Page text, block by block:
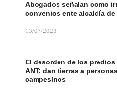
Abogados señalan como
convenios ente alcaldía de
13/07/2023
El desorden de los
ANT: dan tierras a
campesinos